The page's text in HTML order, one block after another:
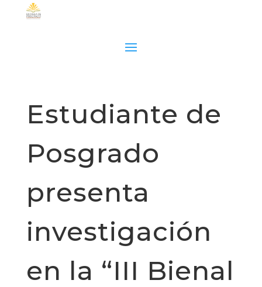
Estudiante de
Posgrado
presenta
investigación
en la “III Bienal